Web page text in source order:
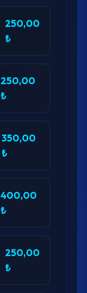
250,00
₺
250,00
₺
350,00
₺
400,00
₺
250,00
₺